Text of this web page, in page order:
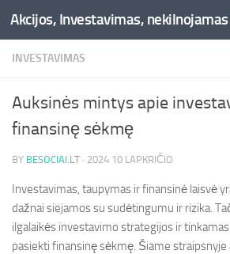
Skip to content
INVESTAVIMAS
Auksinės mintys apie
finansinę sėkmę
BY BESOCIAI.LT · 2024 10 LAPKRIČIO
Investavimas, taupymas ir finansinė laisvė
dažnai siejamos su sudėtingumu ir rizika.
ilgalaikės investavimo strategijos ir
pasiekti finansinę sėkmę. Šiame